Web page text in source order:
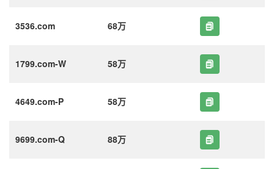
3536.com 68万
1799.com-W 58万
4649.com-P 58万
9699.com-Q 88万